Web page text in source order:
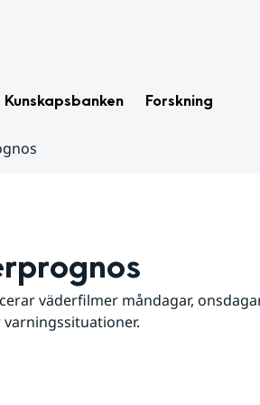
Kunskapsbanken Forskning
väderfilmer måndagar,
varningssituationer.